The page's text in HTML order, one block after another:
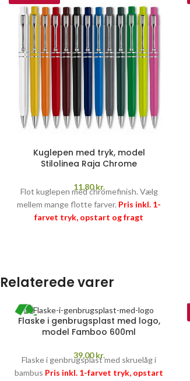
Kuglepen med tryk, model
Stilolinea Raja Chrome
11,80kr.
Flot kuglepen med chromefinish. Vælg
mellem mange flotte farver. Pris inkl. 1-
farvet tryk, opstart og fragt
Relaterede varer
Flaske i genbrugsplast med logo,
model Famboo 600ml
39,00kr.
Flaske i genbrugsplast med skruelåg i
bambus Pris inkl. 1-farvet tryk, opstart